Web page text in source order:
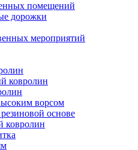
помещений
дорожки
мероприятий
ковролин
ворсом
основе
ковролин